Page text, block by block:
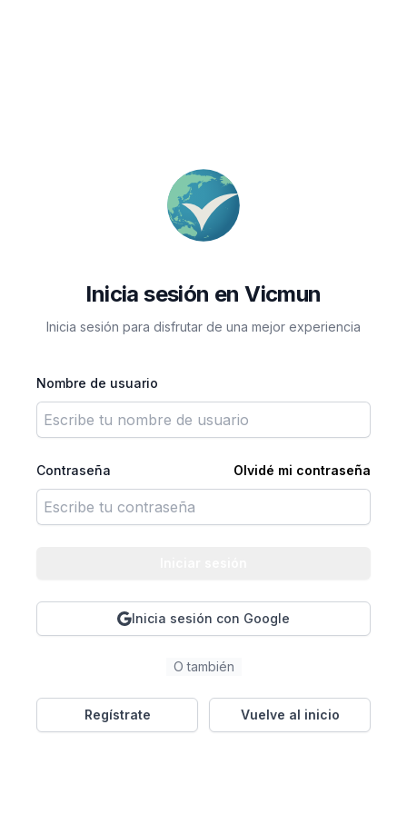
Inicia sesión en Vicmun
Inicia sesión para disfrutar de una mejor experiencia
Nombre de usuario
Contraseña Olvidé mi contraseña
Inicia sesión con Google
O también
Regístrate Vuelve al inicio